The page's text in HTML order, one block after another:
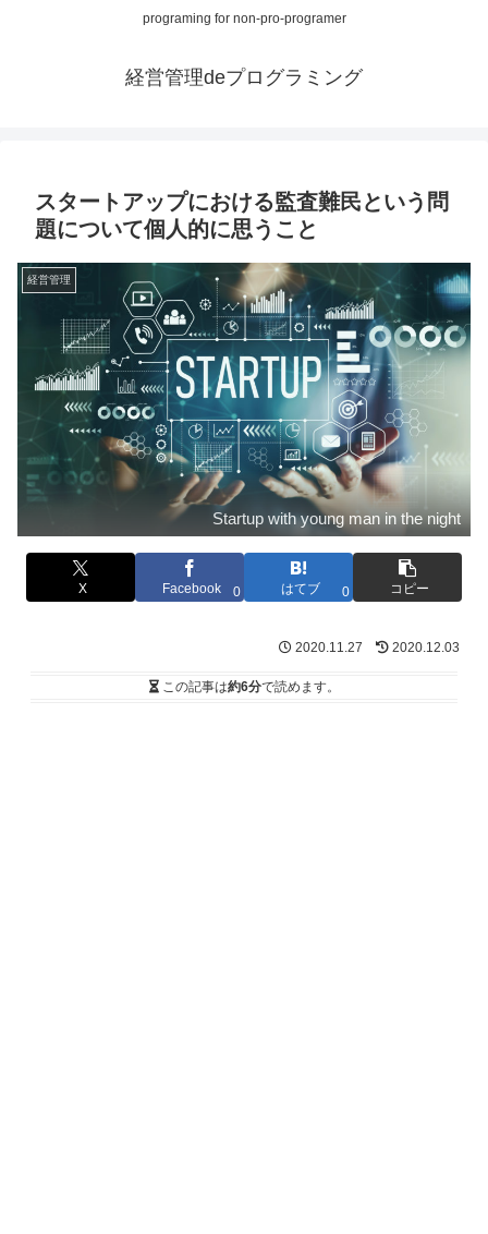
programing for non-pro-programer
経営管理deプログラミング
スタートアップにおける監査難民という問
題について個人的に思うこと
経営管理
Startup with young man in the night
X Facebook 0 はてブ 0 コピー
2020.11.27 2020.12.03
この記事は約6分で読めます。